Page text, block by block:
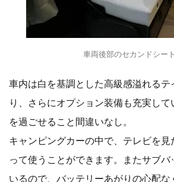
車両後部のセカンドシート
車内は白を基調とした高級感溢れるテ
り、さらにオプション装備も充実し
を過ごせること間違いなし。
キャンピングカーの中で、テレビを
って使うことができます。またサブバ
いるので、バッテリーあがりの心配な